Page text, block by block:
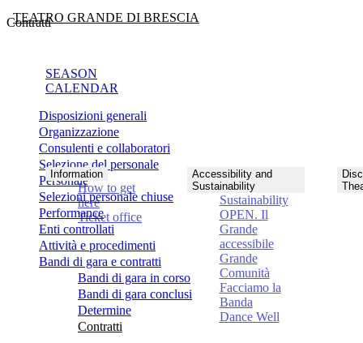
TEATRO GRANDE DI BRESCIA
SEASON
CALENDAR
Information
How to get
here
Ticket office
Accessibility and
Sustainability
Sustainability
OPEN. Il
Grande
accessibile
Grande
Comunità
Facciamo la
Banda
Dance Well
Disposizioni generali
Organizzazione
Consulenti e collaboratori
Selezione del personale
Personale
Selezioni personale chiuse
Performance
Enti controllati
Attività e procedimenti
Bandi di gara e contratti
Bandi di gara in corso
Bandi di gara conclusi
Determine
Contratti
Contratti